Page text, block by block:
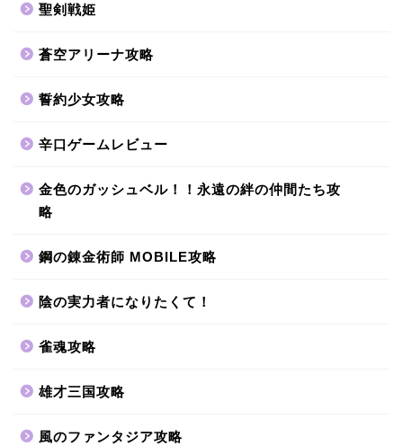
聖剣戦姫
蒼空アリーナ攻略
誓約少女攻略
辛口ゲームレビュー
金色のガッシュベル！！永遠の絆の仲間たち攻
略
鋼の錬金術師 MOBILE攻略
陰の実力者になりたくて！
雀魂攻略
雄才三国攻略
風のファンタジア攻略